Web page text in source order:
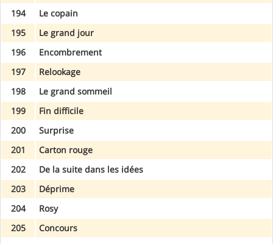
194
Le copain
195
Le grand jour
196
Encombrement
197
Relookage
198
Le grand sommeil
199
Fin difficile
200
Surprise
201
Carton rouge
202
De la suite dans les idées
203
Déprime
204
Rosy
205
Concours